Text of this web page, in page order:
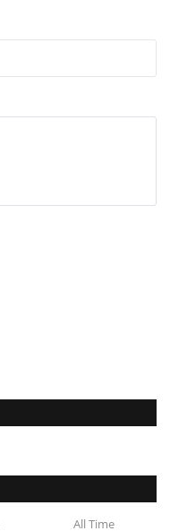
All Time